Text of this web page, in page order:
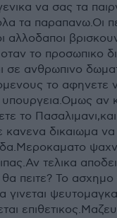
να σας τα
τα παραπανω.Οι
αλλοδαποι
το προσωπικο
σε ανθρωπινο
το αφηνετε
αν
το
δικαιωμα
τελικα
πειτε? Το ασχημο